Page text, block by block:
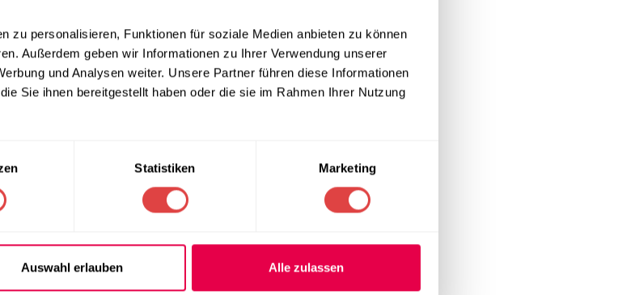
zu personalisieren, Funktionen für soziale Medien anbieten zu können
Außerdem geben wir Informationen zu Ihrer Verwendung unserer
und Analysen weiter. Unsere Partner führen diese Informationen
Sie ihnen bereitgestellt haben oder die sie im Rahmen Ihrer Nutzung
Statistiken Marketing
Auswahl erlauben Alle zulassen
Buffet – der CR-082 überzeugt durch seine hohe
bietet der Wagen maximale Sicherheit und
die Gesundheit Ihres Teams und macht ihn zu einem